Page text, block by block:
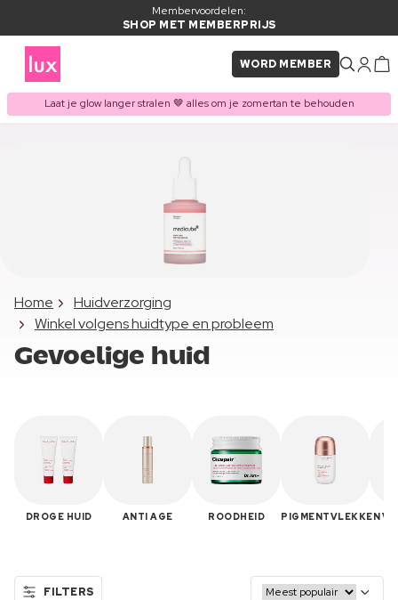
Membervoordelen:
SHOP MET MEMBERPRIJS
WORD MEMBER
Laat je glow langer stralen 🤎 alles om je zomertan te behouden
Home
Huidverzorging
Winkel volgens huidtype en probleem
Gevoelige huid
DROGE HUID ANTI AGE ROODHEID PIGMENTVLEKKEN
FILTERS